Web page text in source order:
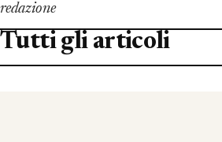
redazione
Tutti gli articoli